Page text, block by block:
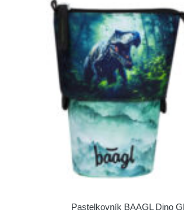
Pastelkovník BAAGL Dino